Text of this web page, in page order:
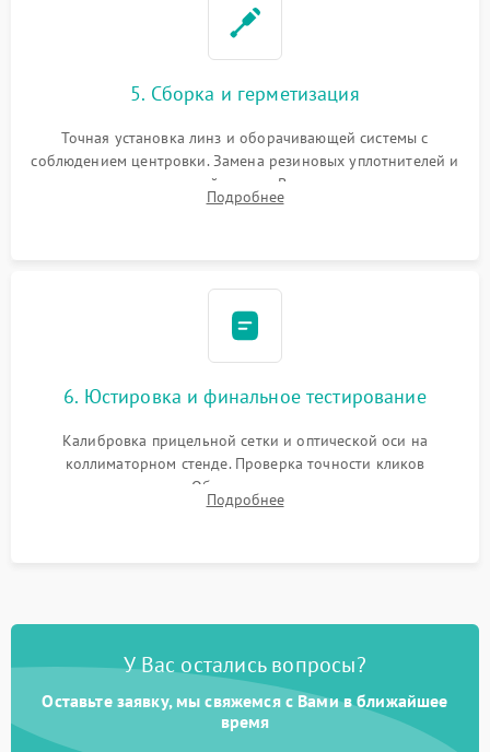
5. Сборка и герметизация
Точная установка линз и оборачивающей системы с
соблюдением центровки. Замена резиновых уплотнителей и
нанесение влагозащитной смазки. Вакуумирование корпуса
и заполнение его осушенным азотом или аргоном для
Подробнее
6. Юстировка и финальное тестирование
Калибровка прицельной сетки и оптической оси на
коллиматорном стенде. Проверка точности кликов
механизма поправок. Обязательное испытание прицела на
ударном стенде для проверки устойчивости к отдаче и
Подробнее
У Вас остались вопросы?
Оставьте заявку, мы свяжемся с Вами в ближайшее
время